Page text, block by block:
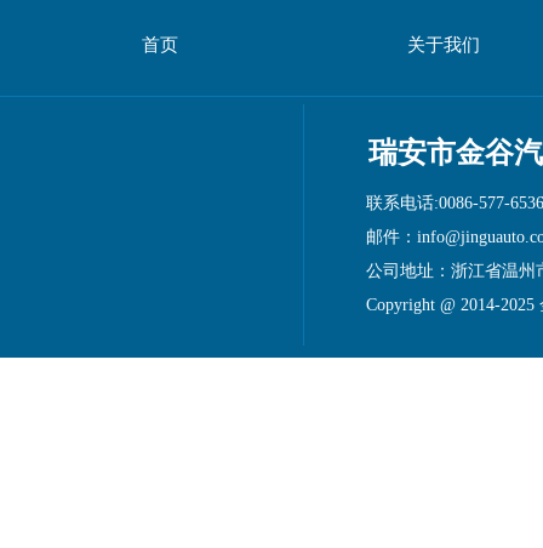
联系电话:0086-577-
邮件：
公司地址：浙江省温
Copyright @ 2014-
首页 关于我们
瑞安市金谷